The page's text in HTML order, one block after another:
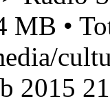
MB •
2015